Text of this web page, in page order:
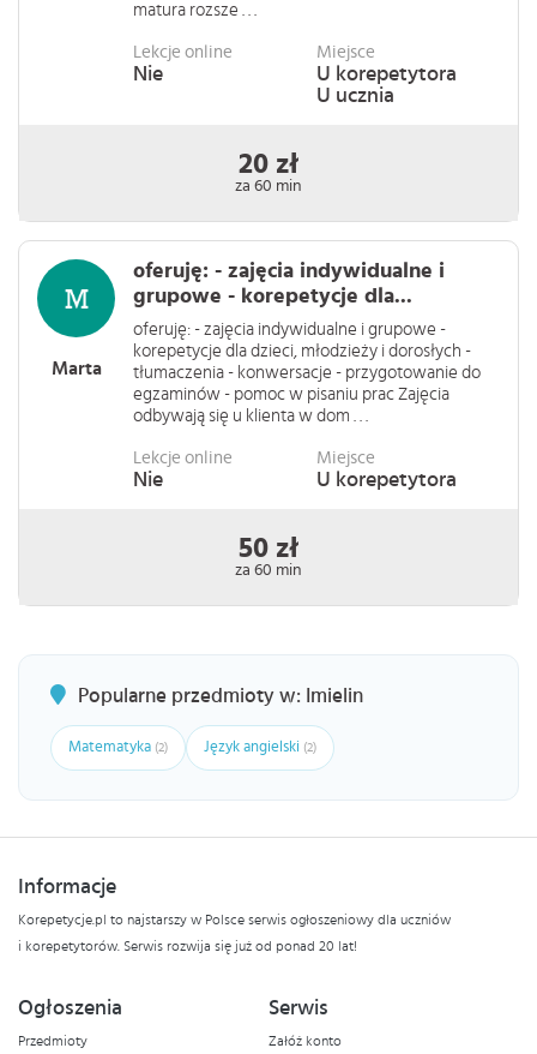
matura rozsze . . .
Lekcje online
Nie
Miejsce
U korepetytora
U ucznia
20 zł
za 60 min
Marta
oferuję: - zajęcia indywidualne i
grupowe - korepetycje dla...
oferuję: - zajęcia indywidualne i grupowe -
korepetycje dla dzieci, młodzieży i dorosłych -
tłumaczenia - konwersacje - przygotowanie do
egzaminów - pomoc w pisaniu prac Zajęcia
odbywają się u klienta w dom . . .
Lekcje online
Nie
Miejsce
U korepetytora
50 zł
za 60 min
Popularne przedmioty w: Imielin
Matematyka (2) Język angielski (2)
Informacje
Korepetycje.pl to najstarszy w Polsce serwis ogłoszeniowy dla uczniów
i korepetytorów. Serwis rozwija się już od ponad 20 lat!
Ogłoszenia
Przedmioty
Serwis
Załóż konto